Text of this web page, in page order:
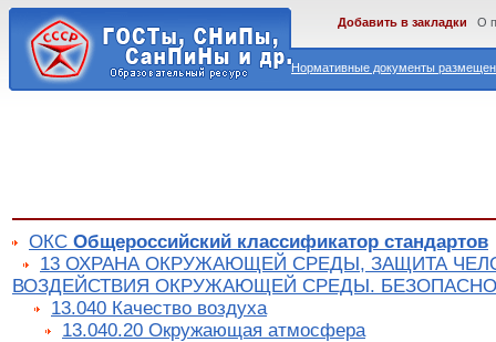
Нормативные документы
Добавить в закладки О
ОКС Общероссийский классификатор стандартов
13 ОХРАНА ОКРУЖАЮЩЕЙ СРЕДЫ, ЗАЩИТА
ВОЗДЕЙСТВИЯ ОКРУЖАЮЩЕЙ СРЕДЫ.
13.040 Качество воздуха
13.040.20 Окружающая атмосфера